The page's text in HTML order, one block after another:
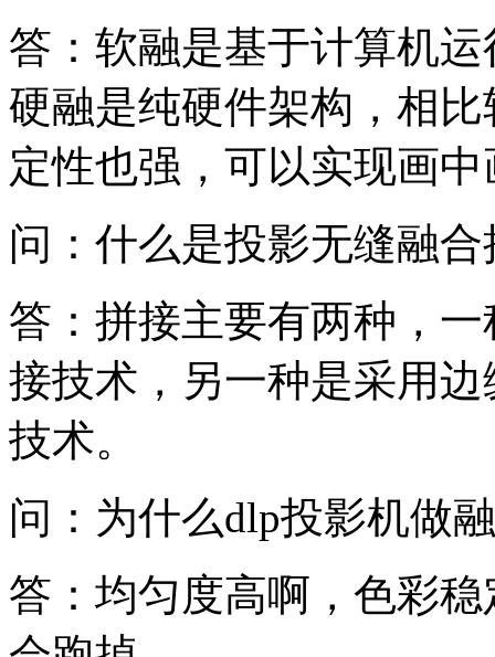
答：软融是基于计算机
硬融是纯硬件架构，相
定性也强，可以实现画
问：什么是投影无缝融
答：拼接主要有两种，
接技术，另一种是采用
技术。
问：为什么dlp投影机做
答：均匀度高啊，色彩